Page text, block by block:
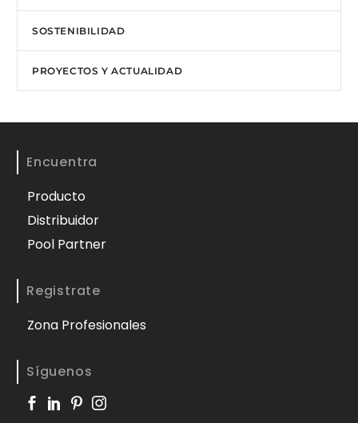
SOSTENIBILIDAD
PROYECTOS Y ACTUALIDAD
Encuentra
Producto
Distribuidor
Pool Partner
Registrate
Zona Profesionales
Síguenos